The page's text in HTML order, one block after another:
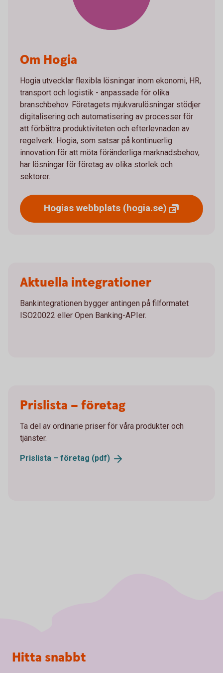
Om Hogia
Hogia utvecklar flexibla lösningar inom ekonomi, HR,
transport och logistik - anpassade för olika
branschbehov. Företagets mjukvarulösningar stödjer
digitalisering och automatisering av processer för
att förbättra produktiviteten och efterlevnaden av
regelverk. Hogia, som satsar på kontinuerlig
innovation för att möta föränderliga marknadsbehov,
har lösningar för företag av olika storlek och
sektorer.
Hogias webbplats (hogia.se)
Aktuella integrationer
Bankintegrationen bygger antingen på filformatet
ISO20022 eller Open Banking-APIer.
Prislista – företag
Ta del av ordinarie priser för våra produkter och
tjänster.
Prislista – företag (pdf)
Sidfot
Hitta snabbt